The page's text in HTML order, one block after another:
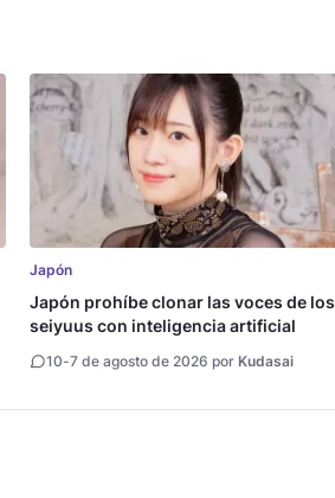
Japón
Japón prohíbe clonar las voces de los
seiyuus con inteligencia artificial
10-7 de agosto de 2026 por Kudasai